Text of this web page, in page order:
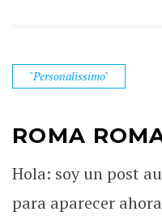
"Personalissimo"
ROMA
Hola: soy un post
para aparecer